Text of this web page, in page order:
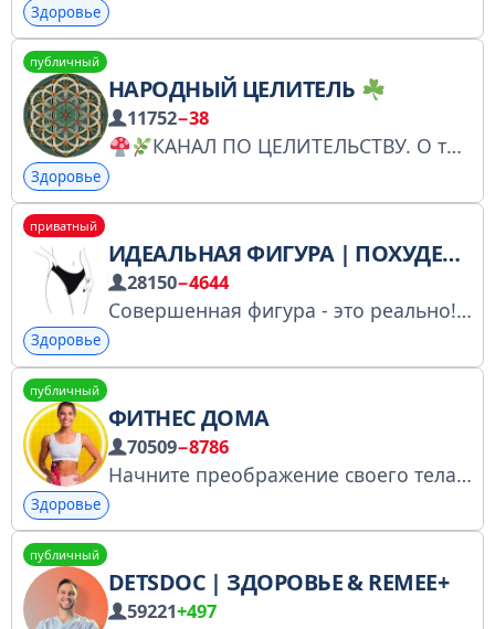
Здоровье
публичный
НАРОДНЫЙ ЦЕЛИТЕЛЬ
11752−38
КАНАЛ ПО ЦЕЛИТЕЛЬСТВУ. О том, как исцелить тело и душу – естественно. Подписывайся. Пространство для познания принцыпов здоровья и перво-причин недугов. Лиш делимся своими мыслями.
Здоровье
приватный
ИДЕАЛЬНАЯ ФИГУРА | ПОХУДЕНИЕ
28150−4644
Совершенная фигура - это реально! Давай достигнем этого вместе. Ссылка для подруги https://t.me/+zvq98v_AgrM5Njky Владелец @besty_adm № 6317765064
Здоровье
публичный
ФИТНЕС ДОМА
70509−8786
Начните преображение своего тела и улучшение своего здоровья уже сегодня - подписывайтесь на наш канал! #VHKEI Реклама @eva_commerce Безнал: https://telega.in/c/fitsdoma РКН: vk.cc/cGJVk6
Здоровье
публичный
DETSDOC | ЗДОРОВЬЕ & REMEE+
59221+497